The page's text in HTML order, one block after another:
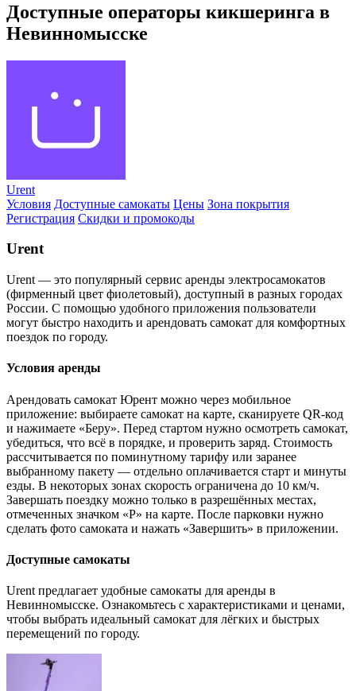
Доступные операторы кикшеринга в
Невинномысске
Urent
Условия Доступные самокаты Цены Зона покрытия
Регистрация Скидки и промокоды
Urent
Urent — это популярный сервис аренды электросамокатов
(фирменный цвет фиолетовый), доступный в разных городах
России. С помощью удобного приложения пользователи
могут быстро находить и арендовать самокат для комфортных
поездок по городу.
Условия аренды
Арендовать самокат Юрент можно через мобильное
приложение: выбираете самокат на карте, сканируете QR-код
и нажимаете «Беру». Перед стартом нужно осмотреть самокат,
убедиться, что всё в порядке, и проверить заряд. Стоимость
рассчитывается по поминутному тарифу или заранее
выбранному пакету — отдельно оплачивается старт и минуты
езды. В некоторых зонах скорость ограничена до 10 км/ч.
Завершать поездку можно только в разрешённых местах,
отмеченных значком «P» на карте. После парковки нужно
сделать фото самоката и нажать «Завершить» в приложении.
Доступные самокаты
Urent предлагает удобные самокаты для аренды в
Невинномысске. Ознакомьтесь с характеристиками и ценами,
чтобы выбрать идеальный самокат для лёгких и быстрых
перемещений по городу.